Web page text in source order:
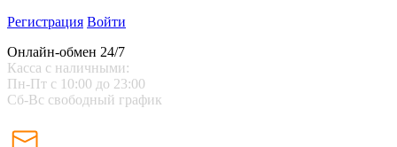
Регистрация Войти
Онлайн-обмен 24/7
Касса с наличными:
Пн-Пт с 10:00 до 23:00
Сб-Вс свободный график